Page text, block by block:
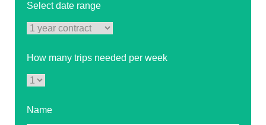
Select date range
How many trips needed per week
Name